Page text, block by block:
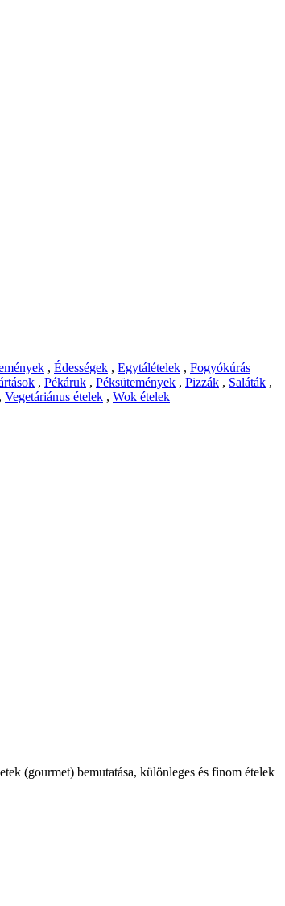
, Édességek , Egytálételek , Fogyókúrás
, Pékáruk , Péksütemények , Pizzák , Saláták ,
, Vegetáriánus ételek , Wok ételek
(gourmet) bemutatása, különleges és finom ételek